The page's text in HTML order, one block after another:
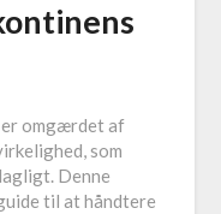
er omgærdet af
som
Denne
til at håndtere